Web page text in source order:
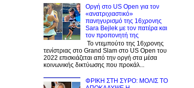
Οργή στο US Open για τον
«ανατριχιαστικό»
πανηγυρισμό της 16χρονης
Sara Bejlek με τον πατέρα και
τον προπονητή της
Το ντεμπούτο της 16χρονης
τενίστριας στο Grand Slam στο US Open του
2022 επισκιάζεται από την οργή στα μέσα
κοινωνικής δικτύωσης που προκάλ...
ΦΡΙΚΗ ΣΤΗ ΣΥΡΟ: ΜΟΛΙΣ TO